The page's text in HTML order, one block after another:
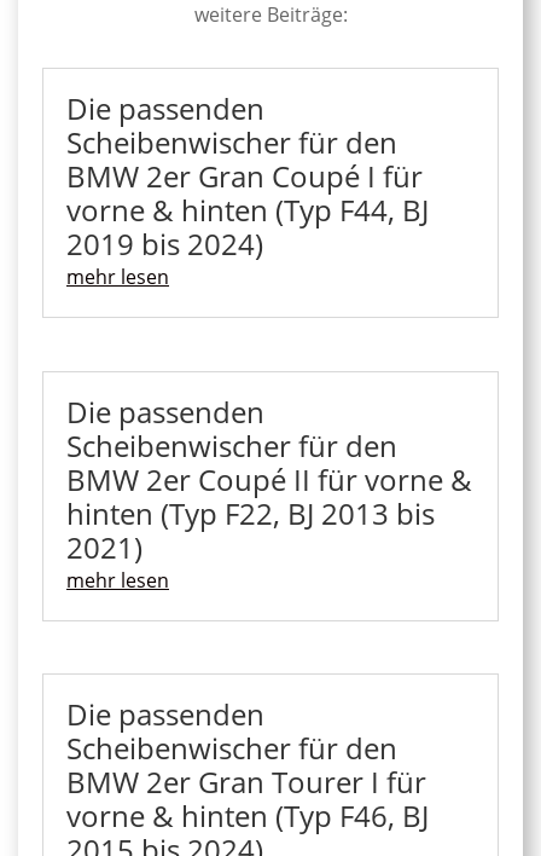
weitere Beiträge:
Die passenden
Scheibenwischer für den
BMW 2er Gran Coupé I für
vorne & hinten (Typ F44, BJ
2019 bis 2024)
mehr lesen
Die passenden
Scheibenwischer für den
BMW 2er Coupé II für vorne &
hinten (Typ F22, BJ 2013 bis
2021)
mehr lesen
Die passenden
Scheibenwischer für den
BMW 2er Gran Tourer I für
vorne & hinten (Typ F46, BJ